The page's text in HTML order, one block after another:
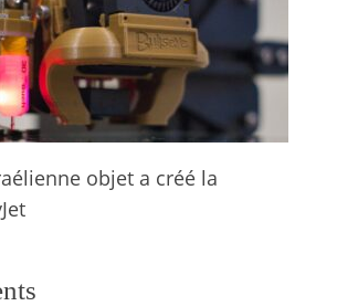
objet a créé la